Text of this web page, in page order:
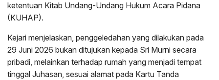
ketentuan Kitab Undang-Undang Hukum Acara Pidana
(KUHAP).
Kejari menjelaskan, penggeledahan yang dilakukan pada
29 Juni 2026 bukan ditujukan kepada Sri Murni secara
pribadi, melainkan terhadap rumah yang menjadi tempat
tinggal Juhasan, sesuai alamat pada Kartu Tanda